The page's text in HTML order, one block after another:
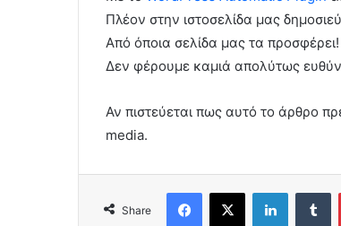
Πλέον στην ιστοσελίδα μας
Από όποια σελίδα μας τα προσφέρει!
Δεν φέρουμε καμιά απολύτως
Αν πιστεύεται πως αυτό το άρθρο
media.
Share
Facebook
X LinkedIn